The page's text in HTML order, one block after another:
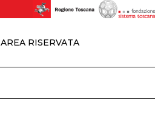
AREA RISERVATA